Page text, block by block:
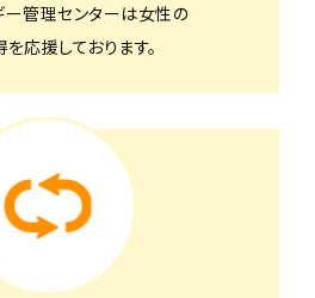
ー管理センターは女性の
応援しております。